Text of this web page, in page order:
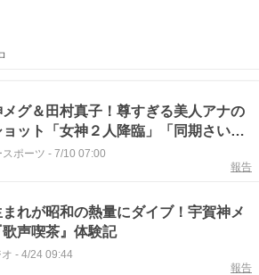
グ＆田村真子！尊すぎる美人アナの
ョット「女神２人降臨」「同期さいこ
スポーツ - 7/10 07:00
報告
れが昭和の熱量にダイブ！宇賀神メ
歌声喫茶』体験記
- 4/24 09:44
報告